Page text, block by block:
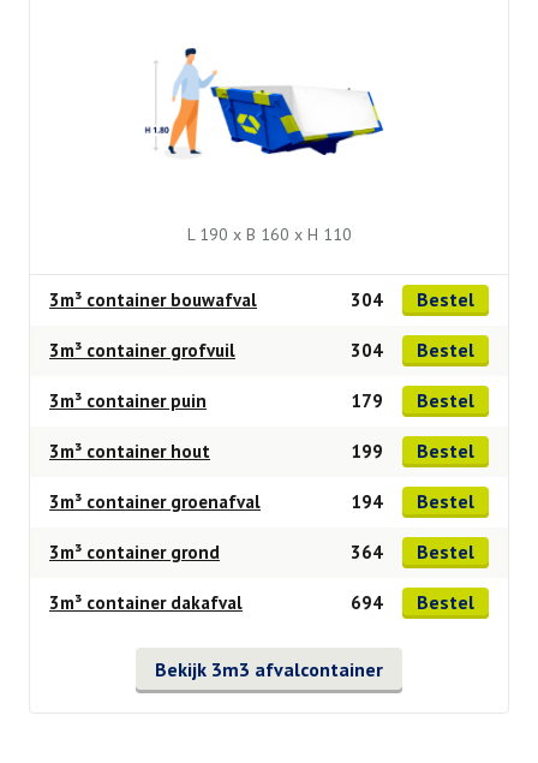
L 190 x B 160 x H 110
3m³ container bouwafval 304 Bestel
3m³ container grofvuil 304 Bestel
3m³ container puin 179 Bestel
3m³ container hout 199 Bestel
3m³ container groenafval 194 Bestel
3m³ container grond 364 Bestel
3m³ container dakafval 694 Bestel
Bekijk 3m3 afvalcontainer